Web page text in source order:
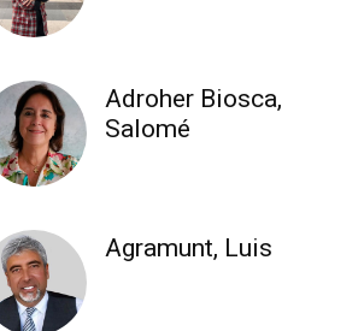
Adroher Biosca,
Salomé
Agramunt, Luis